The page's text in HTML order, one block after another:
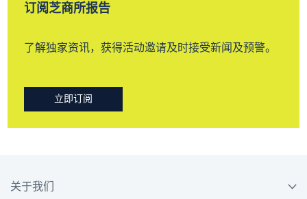
订阅芝商所报告
了解独家资讯，获得活动邀请及时接受新闻及预警。
立即订阅
关于我们